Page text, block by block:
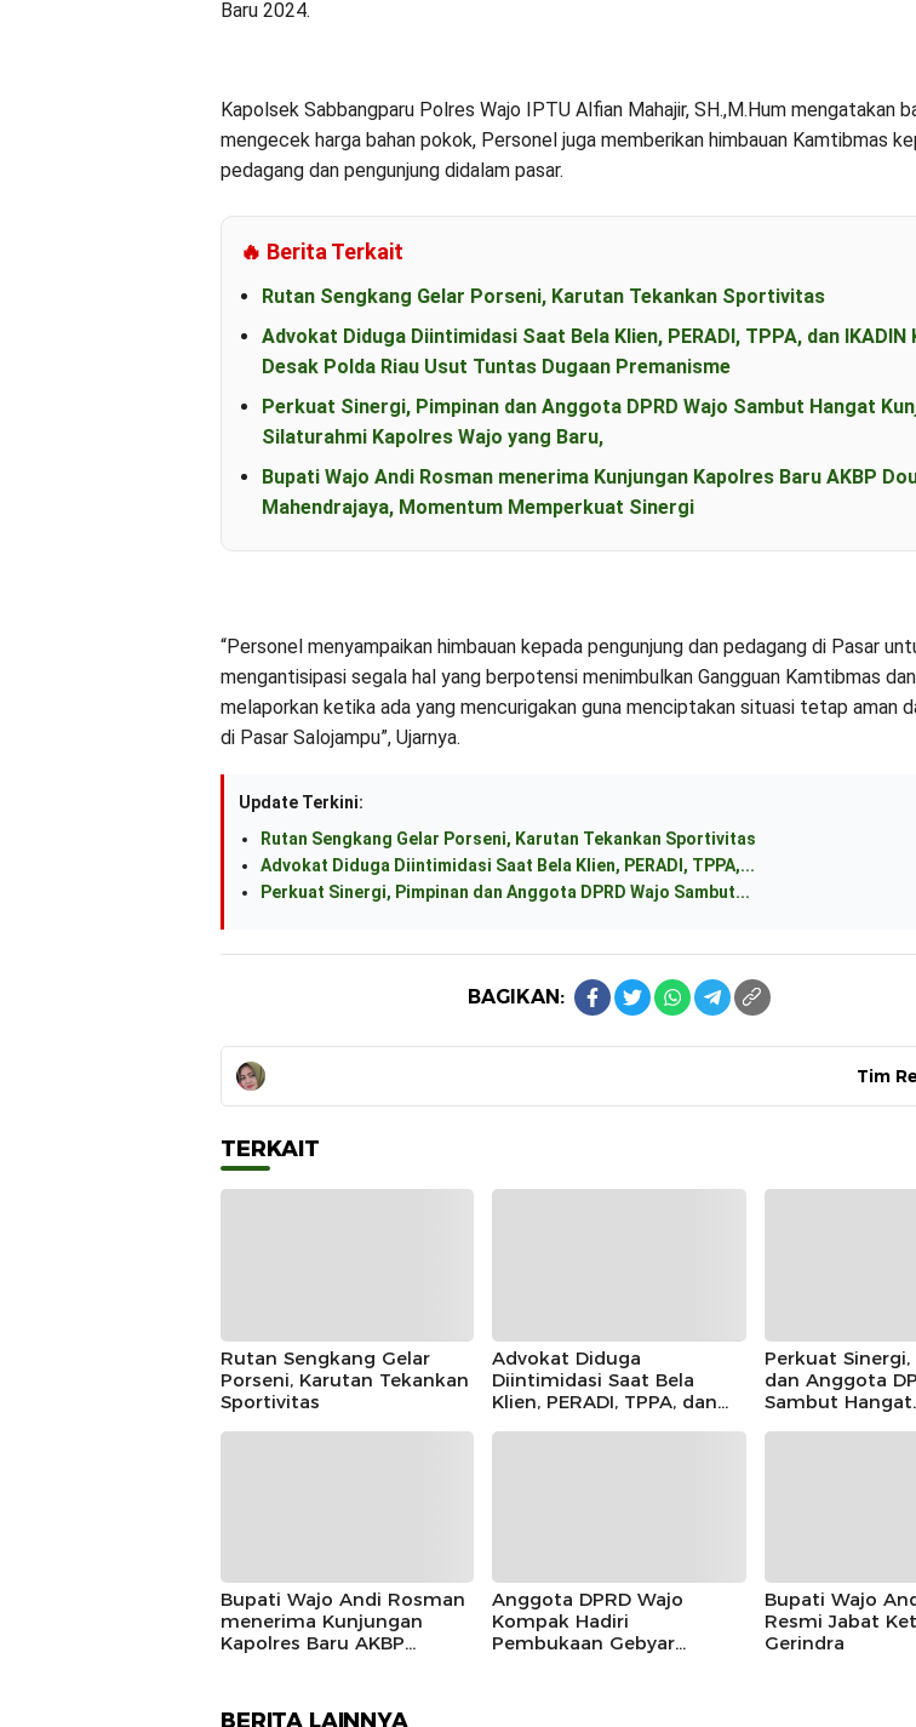
Baru 2024.
Kapolsek Sabbangparu Polres Wajo IPTU Alfian Mahajir, SH.,M.Hum mengatakan
mengecek harga bahan pokok, Personel juga memberikan himbauan Kamtibmas
pedagang dan pengunjung didalam pasar.
🔥 Berita Terkait
Rutan Sengkang Gelar Porseni, Karutan Tekankan Sportivitas
Advokat Diduga Diintimidasi Saat Bela Klien, PERADI, TPPA, dan IKADIN
Desak Polda Riau Usut Tuntas Dugaan Premanisme
Perkuat Sinergi, Pimpinan dan Anggota DPRD Wajo Sambut Hangat
Silaturahmi Kapolres Wajo yang Baru,
Bupati Wajo Andi Rosman menerima Kunjungan Kapolres Baru AKBP
Mahendrajaya, Momentum Memperkuat Sinergi
“Personel menyampaikan himbauan kepada pengunjung dan pedagang di Pasar
mengantisipasi segala hal yang berpotensi menimbulkan Gangguan Kamtibmas dan
melaporkan ketika ada yang mencurigakan guna menciptakan situasi tetap aman
di Pasar Salojampu”, Ujarnya.
Update Terkini:
Rutan Sengkang Gelar Porseni, Karutan Tekankan Sportivitas
Advokat Diduga Diintimidasi Saat Bela Klien, PERADI, TPPA,...
Perkuat Sinergi, Pimpinan dan Anggota DPRD Wajo Sambut...
BAGIKAN:
Tim
TERKAIT
Rutan Sengkang Gelar
Porseni, Karutan Tekankan
Sportivitas
Advokat Diduga
Diintimidasi Saat Bela
Klien, PERADI, TPPA, dan
Perkuat
dan Anggota
Sambut Hangat
Bupati Wajo Andi Rosman
menerima Kunjungan
Kapolres Baru AKBP
Sinergi
Anggota DPRD Wajo
Kompak Hadiri
Pembukaan Gebyar
Bupati Wajo
Resmi Jabat
Gerindra
BERITA LAINNYA